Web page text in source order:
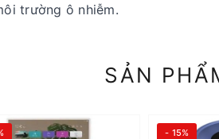
trường ô nhiễm.
SẢN
- 15%